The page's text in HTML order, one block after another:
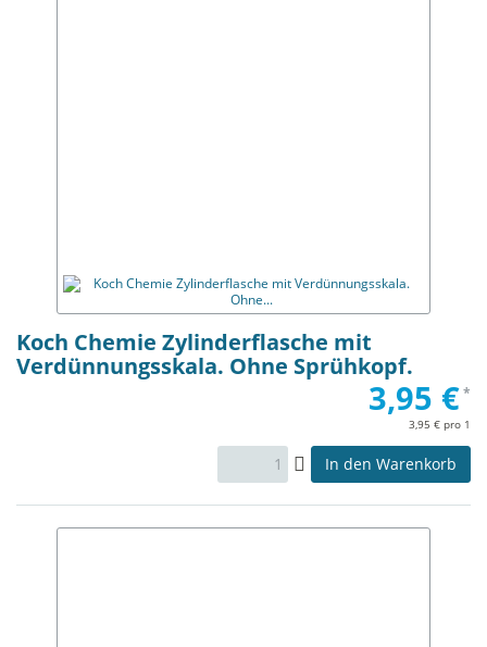
Koch Chemie Zylinderflasche mit
Verdünnungsskala. Ohne Sprühkopf.
3,95 €*
3,95 € pro 1
In den Warenkorb